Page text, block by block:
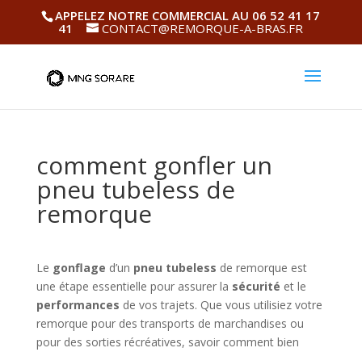
APPELEZ NOTRE COMMERCIAL AU 06 52 41 17
41
CONTACT@REMORQUE-A-BRAS.FR
comment gonfler un
pneu tubeless de
remorque
Le gonflage d’un pneu tubeless de remorque est
une étape essentielle pour assurer la sécurité et le
performances de vos trajets. Que vous utilisiez votre
remorque pour des transports de marchandises ou
pour des sorties récréatives, savoir comment bien